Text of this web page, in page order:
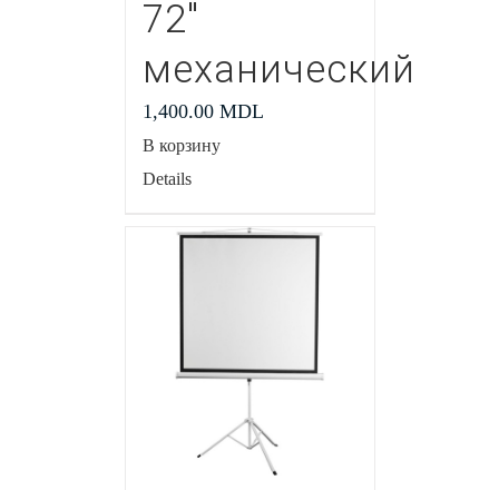
72″
механический
1,400.00 MDL
В корзину
Details